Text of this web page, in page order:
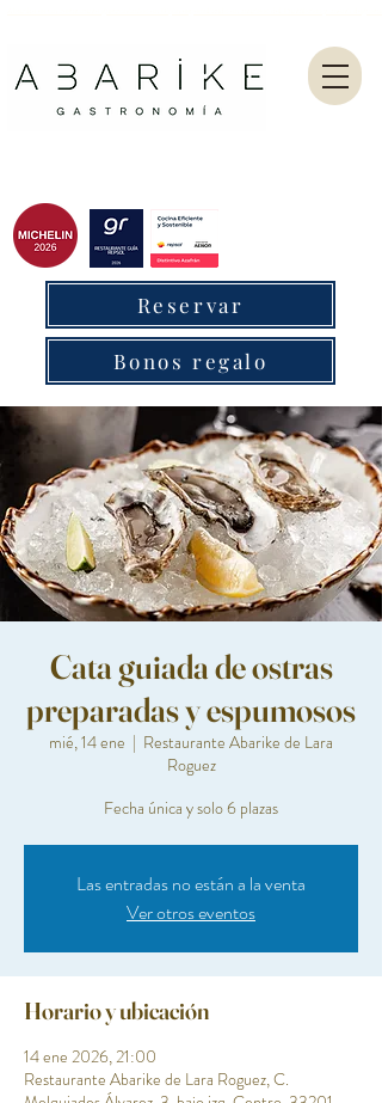
Reservar
Bonos regalo
Cata guiada de ostras
preparadas y espumosos
mié, 14 ene
  |
Restaurante Abarike de Lara
Roguez
Fecha única y solo 6 plazas
Las entradas no están a la venta
Ver otros eventos
Horario y ubicación
14 ene 2026, 21:00
Restaurante Abarike de Lara Roguez, C.